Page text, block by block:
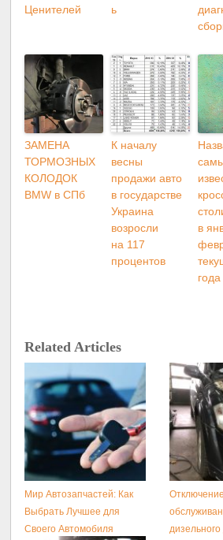
Ценителей
ь
ЗАМЕНА
ТОРМОЗНЫХ
КОЛОДОК
BMW в СПб
К началу
весны
продажи авто
в государстве
Украина
возросли
на 117
процентов
в
года
Related Articles
Мир Автозапчастей: Как
Выбрать Лучшее для
Своего Автомобиля